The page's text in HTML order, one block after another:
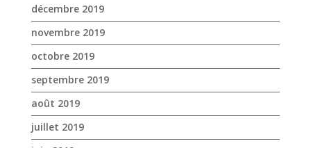
juillet 2019
juin 2019
mai 2019
avril 2019
mars 2019
février 2019